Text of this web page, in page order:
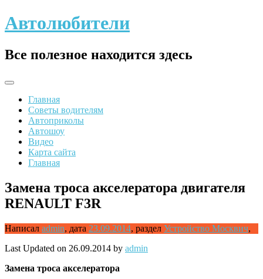
Skip
to
Автолюбители
Все полезное находится здесь
Главная
Советы водителям
Автоприколы
Автошоу
Видео
Карта сайта
Главная
Замена троса акселератора двигателя
RENAULT F3R
Написал admin, дата 23.09.2014, раздел Устройство Москвич,
Last Updated on 26.09.2014 by admin
Замена троса акселератора